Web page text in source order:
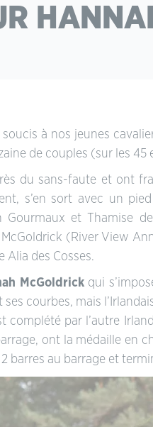
à nos jeunes
de couples (sur les
du sans-faute et ont
s’en sort avec un
Gourmaux et Thamise
(River View
Alia des Cosses.
McGoldrickqui
courbes, mais
complété par l’autre
ont la médaille en
barres au barrage et